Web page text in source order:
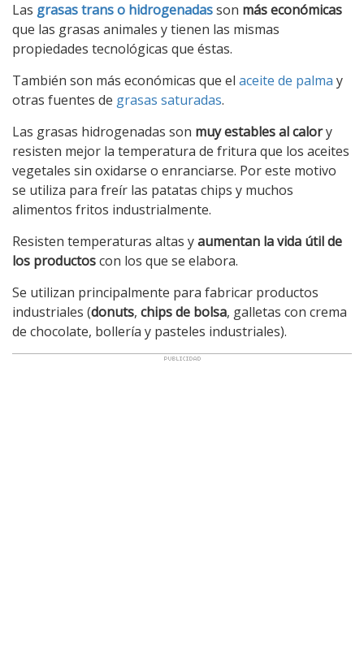
Las grasas trans o hidrogenadasson más económicas
que las grasas animales y tienen las mismas
propiedades tecnológicas que éstas.
También son más económicas que el aceite de palma y
otras fuentes de grasas saturadas.
Las grasas hidrogenadas son muy estables al calory
resisten mejor la temperatura de fritura que los aceites
vegetales sin oxidarse o enranciarse. Por este motivo
se utiliza para freír las patatas chips y muchos
alimentos fritos industrialmente.
Resisten temperaturas altas yaumentan la vida útil de
los productoscon los que se elabora.
Se utilizan principalmente para fabricar productos
industriales (donuts, chips de bolsa, galletas con crema
de chocolate, bollería y pasteles industriales).